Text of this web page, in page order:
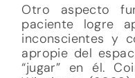
Otro aspecto
paciente logre
inconscientes y
apropie del
“jugar” en él.